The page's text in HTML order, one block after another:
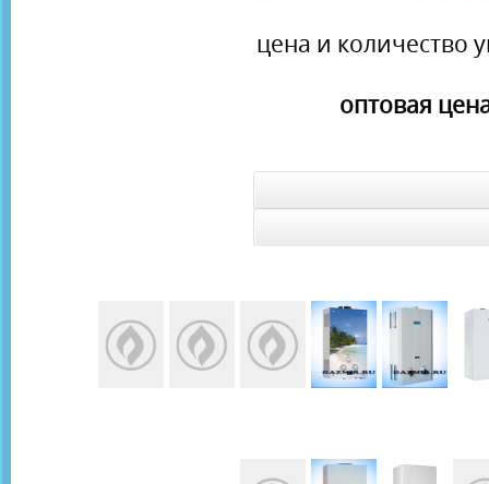
цена и количество
оптовая